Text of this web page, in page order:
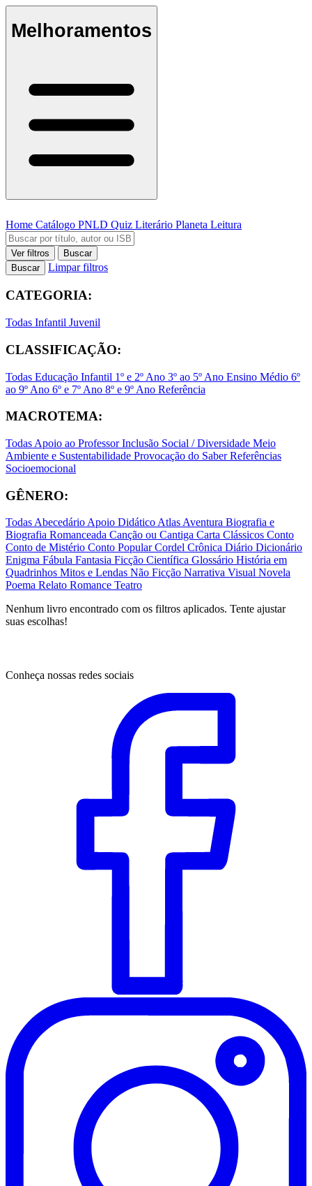
Melhoramentos
Home Catálogo PNLD Quiz Literário Planeta Leitura
Ver filtros
Buscar
Buscar
Limpar filtros
CATEGORIA:
Todas Infantil Juvenil
CLASSIFICAÇÃO:
Todas Educação Infantil 1º e 2º Ano 3º ao 5º Ano Ensino Médio 6º
ao 9º Ano 6º e 7º Ano 8º e 9º Ano Referência
MACROTEMA:
Todas Apoio ao ProfessorInclusão Social / Diversidade Meio
Ambiente e Sustentabilidade Provocação do SaberReferências
Socioemocional
GÊNERO:
TodasAbecedárioApoio DidáticoAtlasAventura Biografia e
Biografia Romanceada Canção ou Cantiga Carta Clássicos Conto
Conto de Mistério Conto PopularCordel Crônica Diário Dicionário
Enigma Fábula Fantasia Ficção Científica Glossário História em
Quadrinhos Mitos e Lendas Não Ficção Narrativa Visual Novela
Poema Relato Romance Teatro
Nenhum livro encontrado com os filtros aplicados. Tente ajustar
suas escolhas!
Conheça nossas redes sociais